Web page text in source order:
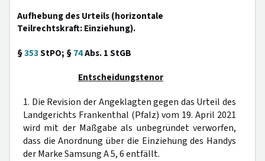
Aufhebung des Urteils (horizontale
Teilrechtskraft: Einziehung).
§353StPO; §74Abs. 1 StGB
Entscheidungstenor
1. Die Revision der Angeklagten gegen das Urteil des
Landgerichts Frankenthal (Pfalz) vom 19. April 2021
wird mit der Maßgabe als unbegründet verworfen,
dass die Anordnung über die Einziehung des Handys
der Marke Samsung A 5, 6 entfällt.